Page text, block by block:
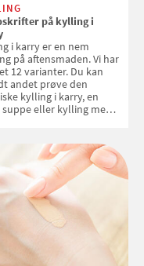
på kylling i
i karry er en nem
på aftensmaden. Vi har
12 varianter. Du kan
andet prøve den
kylling i karry, en
suppe eller kylling med